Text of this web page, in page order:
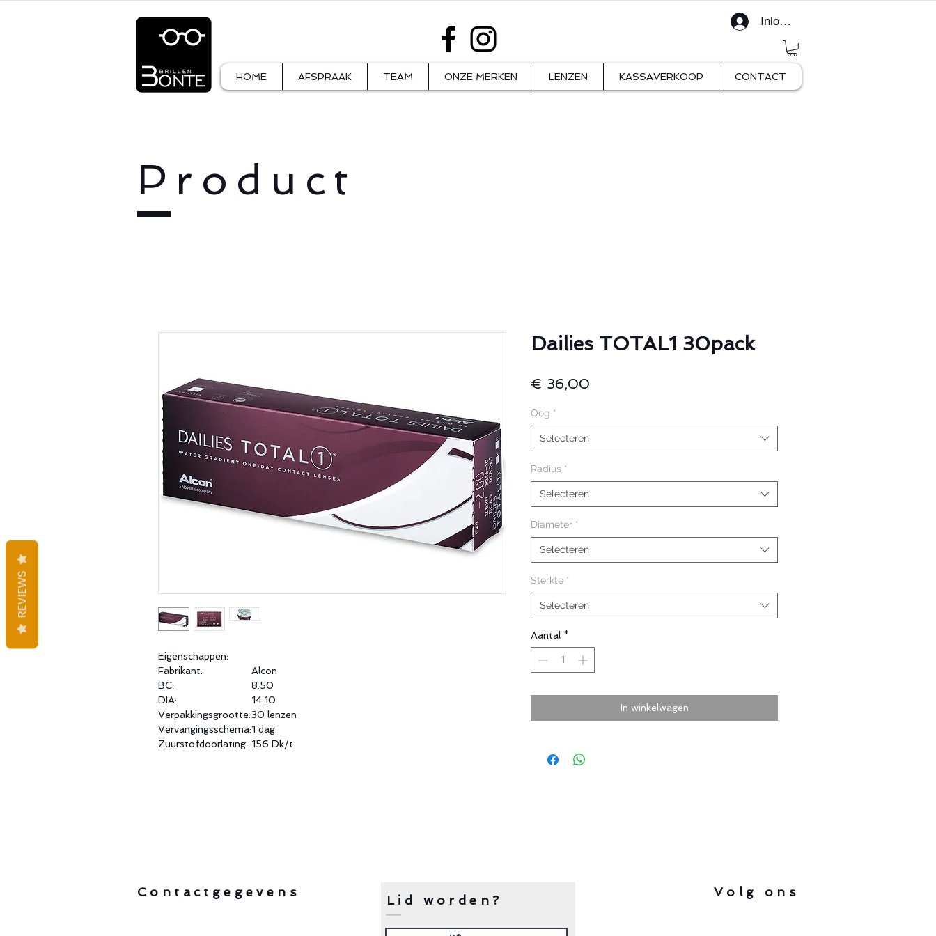
Inloggen
HOME AFSPRAAK TEAM ONZE MERKEN LENZEN KASSAVERKOOP CONTACT
Product
Eigenschappen:
Fabrikant:
Alcon
BC:
8.50
DIA:
14.10
Verpakkingsgrootte:30 lenzen
Vervangingsschema:1 dag
Zuurstofdoorlating: 156 Dk/t
Dailies TOTAL1 30pack
€ 36,00
Oog *
Selecteren
Radius *
Selecteren
Diameter *
Selecteren
Sterkte *
Selecteren
Aantal *
In winkelwagen
Contactgegevens
Lid worden?
Volg ons
REVIEWS